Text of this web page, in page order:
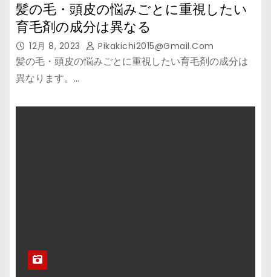
髪の毛・頭皮の悩みごとに重視したい
育毛剤の成分は異なる
12月 8, 2023 Pikakichi2015@gmail.com
髪の毛・頭皮の悩みごとに重視したい育毛剤の成分は
異なります。…